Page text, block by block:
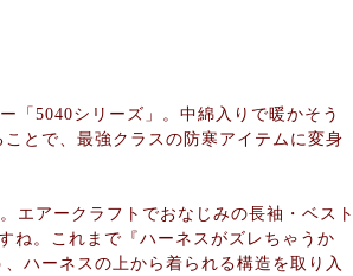
「5040シリーズ」。中綿入りで暖かそう
とで、最強クラスの防寒アイテムに変身
エアークラフトでおなじみの長袖・ベスト
ね。これまで『ハーネスがズレちゃうか
ハーネスの上から着られる構造を取り入